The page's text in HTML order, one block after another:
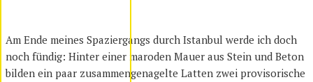
Am Ende meines Spaziergangs durch Istanbul werde ich doch
noch fündig: Hinter einer maroden Mauer aus Stein und Beton
bilden ein paar zusammengenagelte Latten zwei provisorische